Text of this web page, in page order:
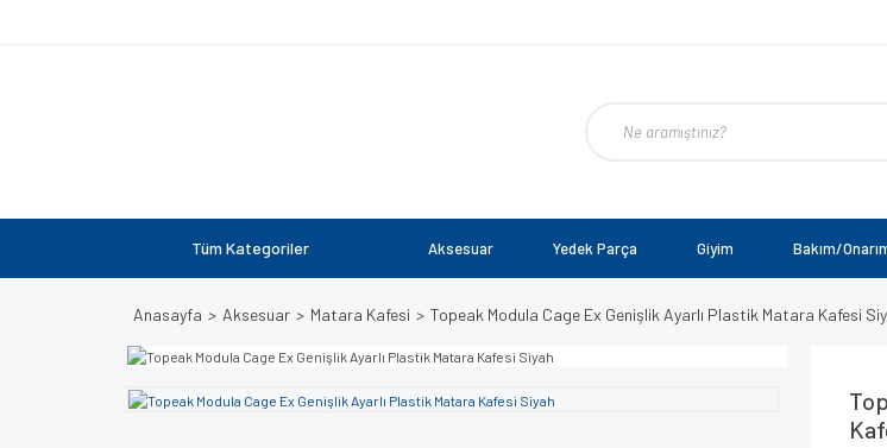
Tüm Kategoriler Aksesuar Yedek Parça Giyim Bakım/
Anasayfa Aksesuar Matara Kafesi Topeak Modula Cage Ex Genişlik Ayarlı Plastik Matara Kafesi